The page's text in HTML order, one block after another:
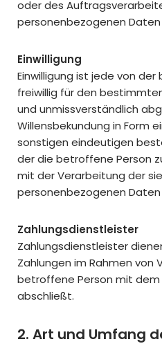
oder des
personenbezogenen
Einwilligung
Einwilligung ist jede von
freiwillig für den
und unmissverständlich
Willensbekundung in Form
sonstigen eindeutigen
der die betroffene Person
mit der Verarbeitung der
personenbezogenen
Zahlungsdienstleister
Zahlungsdienstleister
Zahlungen im Rahmen von
betroffene Person mit
abschließt.
2. Art und Umfang